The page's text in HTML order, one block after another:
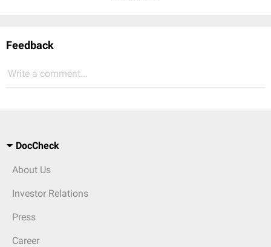
Feedback
Write a comment...
DocCheck
About Us
Investor Relations
Press
Career